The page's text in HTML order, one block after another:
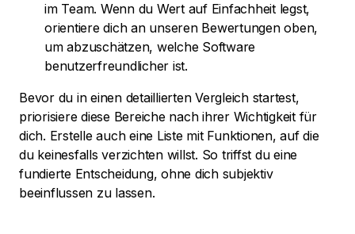
im Team. Wenn du Wert auf Einfachheit legst,
orientiere dich an unseren Bewertungen oben,
um abzuschätzen, welche Software
benutzerfreundlicher ist.
Bevor du in einen detaillierten Vergleich startest,
priorisiere diese Bereiche nach ihrer Wichtigkeit für
dich. Erstelle auch eine Liste mit Funktionen, auf die
du keinesfalls verzichten willst. So triffst du eine
fundierte Entscheidung, ohne dich subjektiv
beeinflussen zu lassen.